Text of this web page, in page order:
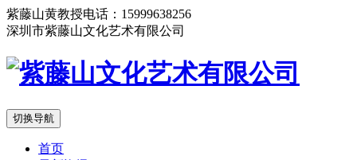
紫藤山黄教授电话：15999638256
深圳市紫藤山文化艺术有限公司
切换导航
首页